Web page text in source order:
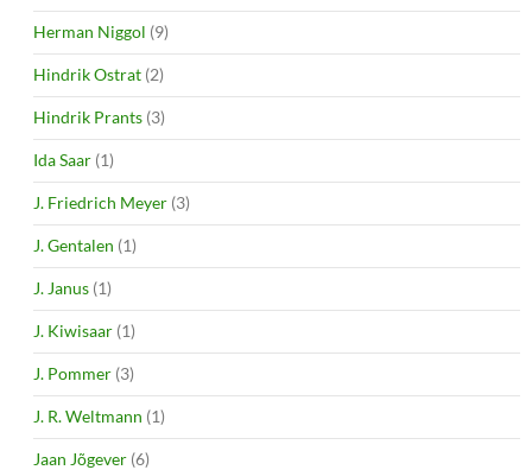
Herman Niggol (9)
Hindrik Ostrat (2)
Hindrik Prants (3)
Ida Saar (1)
J. Friedrich Meyer (3)
J. Gentalen (1)
J. Janus (1)
J. Kiwisaar (1)
J. Pommer (3)
J. R. Weltmann (1)
Jaan Jõgever (6)